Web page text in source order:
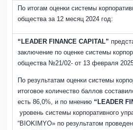
По итогам оценки системы
общества за 12 месяц 2024 год:
“LEADER FINANCE CAPITAL”
заключение по оценке системы
общества №21/02- от 13 февраля
По результатам оценки системы
итоговое количество баллов
есть 86,0%, и по мнению “LEADER
уровень системы корпоративного
“BIOKIMYO» по результатом